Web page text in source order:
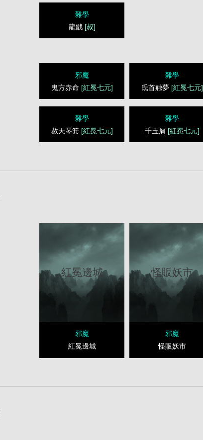
雜學
龍戩 [叔]
邪魔
鬼方赤命 [紅冕七元]
雜學
氐首赨夢 [紅冕七元]
雜學
赦天琴箕 [紅冕七元]
雜學
千玉屑 [紅冕七元]
紅冕邊城
邪魔
紅冕邊城
怪販妖市
邪魔
怪販妖市